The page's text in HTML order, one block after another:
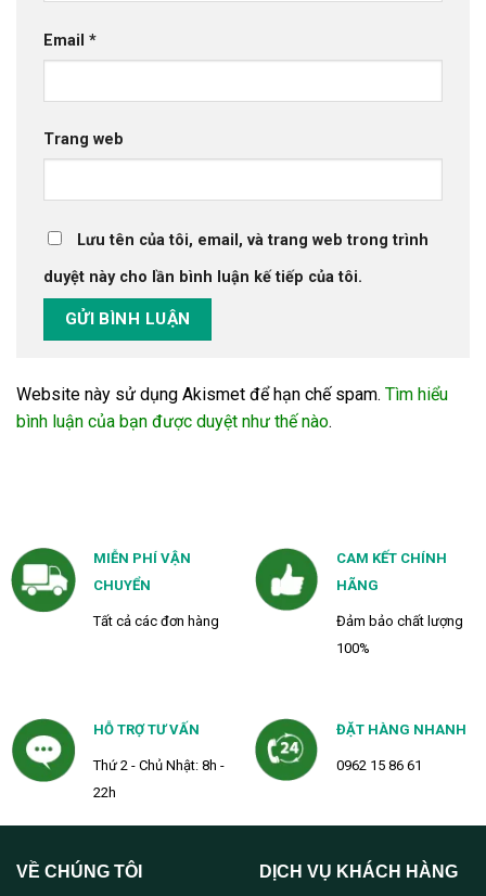
Email *
Trang web
Lưu tên của tôi, email, và trang web trong trình
duyệt này cho lần bình luận kế tiếp của tôi.
Website này sử dụng Akismet để hạn chế spam. Tìm hiểu
bình luận của bạn được duyệt như thế nào.
MIỄN PHÍ VẬN
CHUYỂN
Tất cả các đơn hàng
CAM KẾT CHÍNH
HÃNG
Đảm bảo chất lượng
100%
HỖ TRỢ TƯ VẤN
Thứ 2 - Chủ Nhật: 8h -
22h
ĐẶT HÀNG NHANH
0962 15 86 61
VỀ CHÚNG TÔI DỊCH VỤ KHÁCH HÀNG